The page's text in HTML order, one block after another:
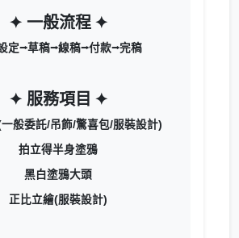
✦ 一般流程 ✦
定⭢草稿⭢線稿⭢付款⭢完稿
✦ 服務項目 ✦
般委託/吊飾/驚喜包/服裝設計)
拍立得半身塗鴉
黑白塗鴉大頭
正比立繪(服裝設計)